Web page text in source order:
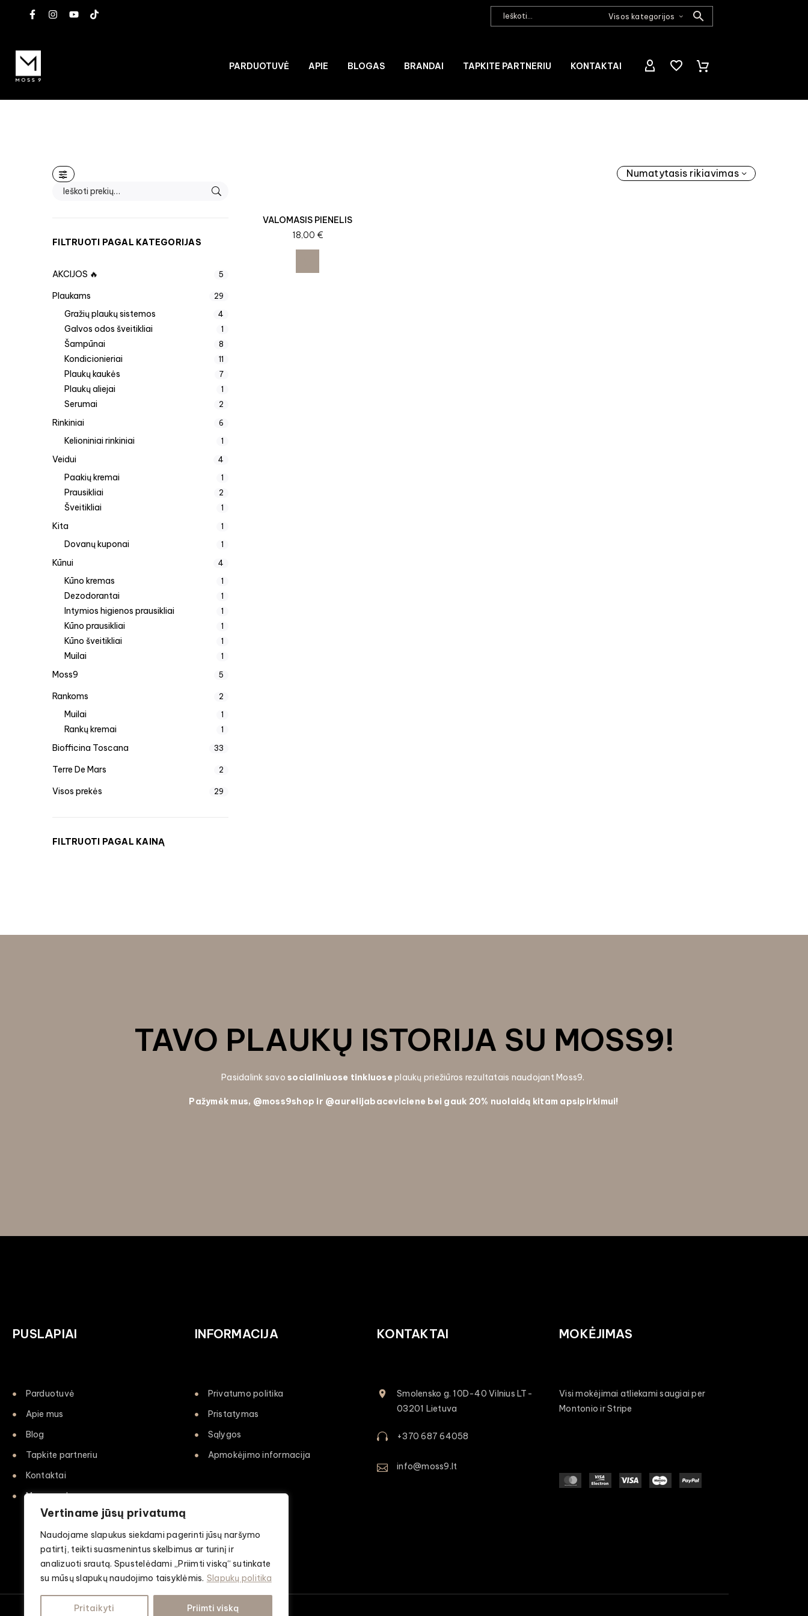
Vertiname jūsų privatumą
Naudojame slapukus siekdami pagerinti jūsų naršymo
patirtį, teikti suasmenintus skelbimus ar turinį ir
analizuoti srautą. Spustelėdami „Priimti viską“ sutinkate
su mūsų slapukų naudojimo taisyklėmis. Slapukų politika
Pritaikyti Priimti viską
Visos kategorijos
PARDUOTUVĖ APIE BLOGAS BRANDAI TAPKITE PARTNERIU KONTAKTAI
FILTRUOTI PAGAL KATEGORIJAS
AKCIJOS 🔥 5
Plaukams 29
Gražių plaukų sistemos 4
Galvos odos šveitikliai 1
Šampūnai 8
Kondicionieriai 11
Plaukų kaukės 7
Plaukų aliejai 1
Serumai 2
Rinkiniai 6
Kelioniniai rinkiniai 1
Veidui 4
Paakių kremai 1
Prausikliai 2
Šveitikliai 1
Kita 1
Dovanų kuponai 1
Kūnui 4
Kūno kremas 1
Dezodorantai 1
Intymios higienos prausikliai 1
Kūno prausikliai 1
Kūno šveitikliai 1
Muilai 1
Moss9 5
Rankoms 2
Muilai 1
Rankų kremai 1
Biofficina Toscana 33
Terre De Mars 2
Visos prekės 29
FILTRUOTI PAGAL KAINĄ
Numatytasis rikiavimas
VALOMASIS PIENELIS
18,00 €
TAVO PLAUKŲ ISTORIJA SU MOSS9!
Pasidalink savosocialiniuose tinkluose plaukų priežiūros rezultatais naudojant Moss9.
Pažymėk mus, @moss9shop ir @aurelijabaceviciene bei gauk 20% nuolaidą kitam apsipirkimui!
PUSLAPIAI
Parduotuvė
Apie mus
Blog
Tapkite partneriu
Kontaktai
Mano paskyra
INFORMACIJA
Privatumo politika
Pristatymas
Sąlygos
Apmokėjimo informacija
KONTAKTAI
Smolensko g. 10D-40 Vilnius LT-
03201 Lietuva
+370 687 64058
info@moss9.lt
MOKĖJIMAS
Visi mokėjimai atliekami saugiai per
Montonio ir Stripe